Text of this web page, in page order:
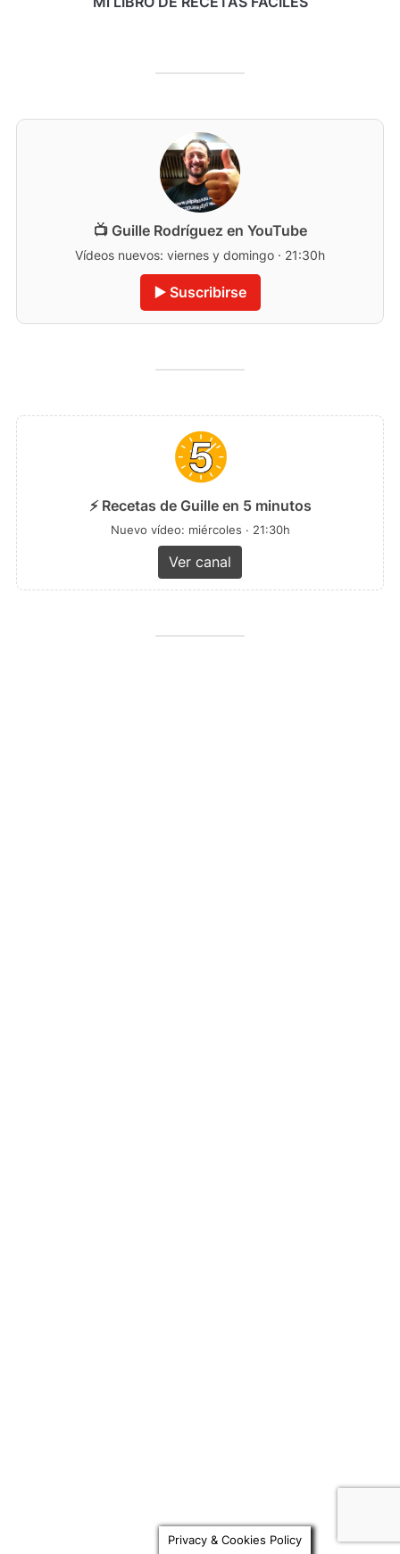
📺 Guille Rodríguez en YouTube
Vídeos nuevos: viernes y domingo · 21:30h
▶️ Suscribirse
⚡ Recetas de Guille en 5 minutos
Nuevo vídeo: miércoles · 21:30h
Ver canal
Privacy & Cookies Policy